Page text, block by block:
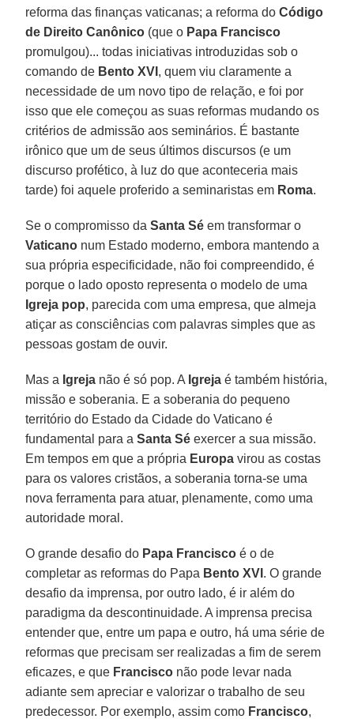
reforma das finanças vaticanas; a reforma doCódigo
de Direito Canônico (que o Papa Francisco
promulgou)... todas iniciativas introduzidas sob o
comando de Bento XVI , quem viu claramente a
necessidade de um novo tipo de relação, e foi por
isso que ele começou as suas reformas mudando os
critérios de admissão aos seminários. É bastante
irônico que um de seus últimos discursos (e um
discurso profético, à luz do que aconteceria mais
tarde) foi aquele proferido a seminaristas em Roma.
Se o compromisso daSanta Sé em transformar o
Vaticano num Estado moderno, embora mantendo a
sua própria especificidade, não foi compreendido, é
porque o lado oposto representa o modelo de uma
Igreja pop, parecida com uma empresa, que almeja
atiçar as consciências com palavras simples que as
pessoas gostam de ouvir.
Mas a Igreja não é só pop. A Igreja é também história,
missão e soberania. E a soberania do pequeno
território do Estado da Cidade do Vaticano é
fundamental para aSanta Sé exercer a sua missão.
Em tempos em que a própria Europa virou as costas
para os valores cristãos, a soberania torna-se uma
nova ferramenta para atuar, plenamente, como uma
autoridade moral.
O grande desafio do Papa Francisco é o de
completar as reformas do Papa Bento XVI . O grande
desafio da imprensa, por outro lado, é ir além do
paradigma da descontinuidade. A imprensa precisa
entender que, entre um papa e outro, há uma série de
reformas que precisam ser realizadas a fim de serem
eficazes, e que Francisco não pode levar nada
adiante sem apreciar e valorizar o trabalho de seu
predecessor. Por exemplo, assim como Francisco,